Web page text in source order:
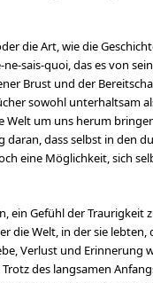
die Art, wie die
sais-quoi, das es von
Brust und der
sowohl unterhaltsam
um uns herum
dass selbst in den
eine Möglichkeit, sich
Gefühl der Traurigkeit
die Welt, in der sie
Verlust und
des langsamen